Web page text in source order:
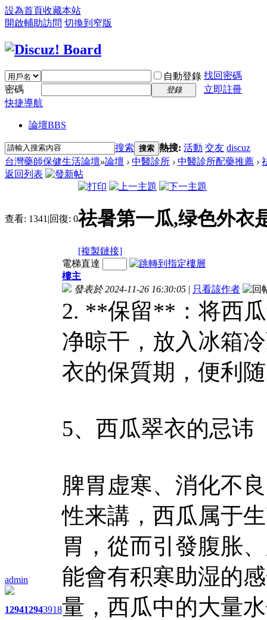
設為首頁收藏本站
開啟輔助訪問 切換到窄版
自動登錄 找回密碼
密碼
登錄
立即註冊
快捷導航
論壇BBS
搜索 搜索 熱搜: 活動 交友 discuz
台灣藥師保健生活論壇»論壇 › 中醫診所 › 中醫診所配藥推薦 ›
返回列表
查看: 1341 |回復: 0祛暑第一瓜,绿色外衣
[複製鏈接]
admin
129412943918
電梯直達
樓主
發表於 2024-11-26 16:30:05 | 只看該作者
2. **保留**：将西
净晾干，放入冰箱
衣的保質期，便利
5、西瓜翠衣的忌讳
脾胃虚寒、消化不
性来講，西瓜属于
胃，從而引發腹胀
能會有积寒助湿的
量，西瓜中的大量